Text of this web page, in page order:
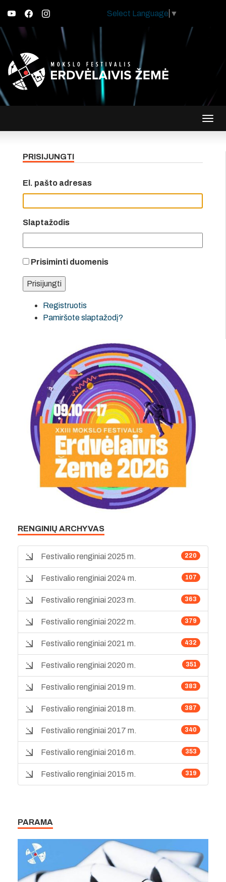
Select Language ▼
PRISIJUNGTI
El. pašto adresas
Slaptažodis
Prisiminti duomenis
Registruotis
Pamiršote slaptažodį?
RENGINIŲ ARCHYVAS
220
Festivalio renginiai 2025 m.
107
Festivalio renginiai 2024 m.
363
Festivalio renginiai 2023 m.
379
Festivalio renginiai 2022 m.
432
Festivalio renginiai 2021 m.
351
Festivalio renginiai 2020 m.
383
Festivalio renginiai 2019 m.
387
Festivalio renginiai 2018 m.
340
Festivalio renginiai 2017 m.
353
Festivalio renginiai 2016 m.
319
Festivalio renginiai 2015 m.
PARAMA